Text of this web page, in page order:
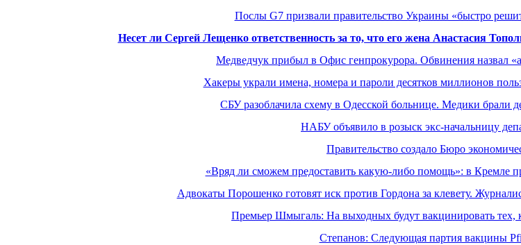
Послы G7 призвали правительство Украины «быстро
Несет ли Сергей Лещенко ответственность за то, что его жена Анастасия
Медведчук прибыл в Офис генпрокурора. Обвинения назвал
Хакеры украли имена, номера и пароли десятков миллионов
СБУ разоблачила схему в Одесской больнице. Медики брали
НАБУ объявило в розыск экс-начальницу
Правительство создало Бюро
«Вряд ли сможем предоставить какую-либо помощь»: в Кремле
Адвокаты Порошенко готовят иск против Гордона за клевету.
Премьер Шмыгаль: На выходных будут вакцинировать тех,
Степанов: Следующая партия вакцины